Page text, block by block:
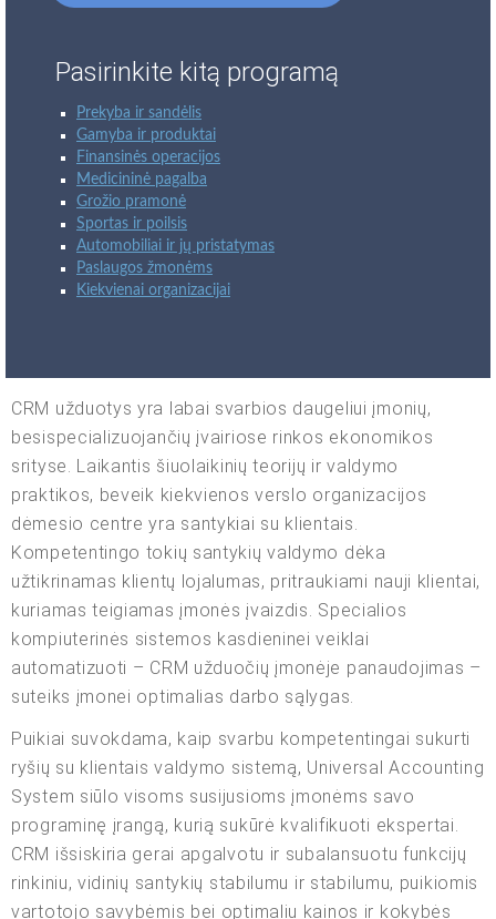
Pasirinkite kitą programą
Prekyba ir sandėlis
Gamyba ir produktai
Finansinės operacijos
Medicininė pagalba
Grožio pramonė
Sportas ir poilsis
Automobiliai ir jų pristatymas
Paslaugos žmonėms
Kiekvienai organizacijai
CRM užduotys yra labai svarbios daugeliui įmonių,
besispecializuojančių įvairiose rinkos ekonomikos
srityse. Laikantis šiuolaikinių teorijų ir valdymo
praktikos, beveik kiekvienos verslo organizacijos
dėmesio centre yra santykiai su klientais.
Kompetentingo tokių santykių valdymo dėka
užtikrinamas klientų lojalumas, pritraukiami nauji klientai,
kuriamas teigiamas įmonės įvaizdis. Specialios
kompiuterinės sistemos kasdieninei veiklai
automatizuoti – CRM užduočių įmonėje panaudojimas –
suteiks įmonei optimalias darbo sąlygas.
Puikiai suvokdama, kaip svarbu kompetentingai sukurti
ryšių su klientais valdymo sistemą, Universal Accounting
System siūlo visoms susijusioms įmonėms savo
programinę įrangą, kurią sukūrė kvalifikuoti ekspertai.
CRM išsiskiria gerai apgalvotu ir subalansuotu funkcijų
rinkiniu, vidinių santykių stabilumu ir stabilumu, puikiomis
vartotojo savybėmis bei optimaliu kainos ir kokybės